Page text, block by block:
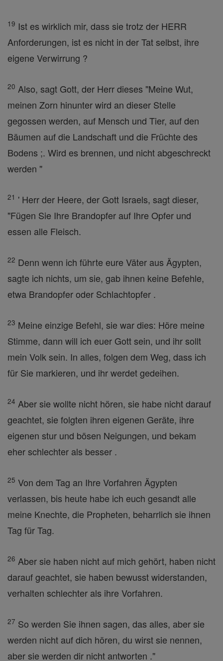
19 Ist es wirklich mir, dass sie trotz der HERR
Anforderungen, ist es nicht in der Tat selbst, ihre
eigene Verwirrung ?
20 Also, sagt Gott, der Herr dieses "Meine Wut,
meinen Zorn hinunter wird an dieser Stelle
gegossen werden, auf Mensch und Tier, auf den
Bäumen auf die Landschaft und die Früchte des
Bodens ;. Wird es brennen, und nicht abgeschreckt
werden "
21 ' Herr der Heere, der Gott Israels, sagt dieser,
"Fügen Sie Ihre Brandopfer auf Ihre Opfer und
essen alle Fleisch.
22 Denn wenn ich führte eure Väter aus Ägypten,
sagte ich nichts, um sie, gab ihnen keine Befehle,
etwa Brandopfer oder Schlachtopfer .
23 Meine einzige Befehl, sie war dies: Höre meine
Stimme, dann will ich euer Gott sein, und ihr sollt
mein Volk sein. In alles, folgen dem Weg, dass ich
für Sie markieren, und ihr werdet gedeihen.
24 Aber sie wollte nicht hören, sie habe nicht darauf
geachtet, sie folgten ihren eigenen Geräte, ihre
eigenen stur und bösen Neigungen, und bekam
eher schlechter als besser .
25 Von dem Tag an Ihre Vorfahren Ägypten
verlassen, bis heute habe ich euch gesandt alle
meine Knechte, die Propheten, beharrlich sie ihnen
Tag für Tag.
26 Aber sie haben nicht auf mich gehört, haben nicht
darauf geachtet, sie haben bewusst widerstanden,
verhalten schlechter als ihre Vorfahren.
27 So werden Sie ihnen sagen, das alles, aber sie
werden nicht auf dich hören, du wirst sie nennen,
aber sie werden dir nicht antworten ."